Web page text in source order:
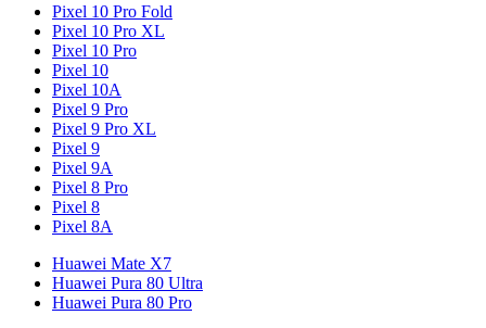
Pixel 10 Pro Fold
Pixel 10 Pro XL
Pixel 10 Pro
Pixel 10
Pixel 10A
Pixel 9 Pro
Pixel 9 Pro XL
Pixel 9
Pixel 9A
Pixel 8 Pro
Pixel 8
Pixel 8A
Huawei Mate X7
Huawei Pura 80 Ultra
Huawei Pura 80 Pro